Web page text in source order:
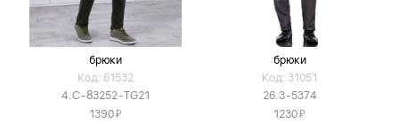
брюки
Код: 61532
4.C-83252-TG21
1390Я
брюки
Код: 31051
26.3-5374
1230Я